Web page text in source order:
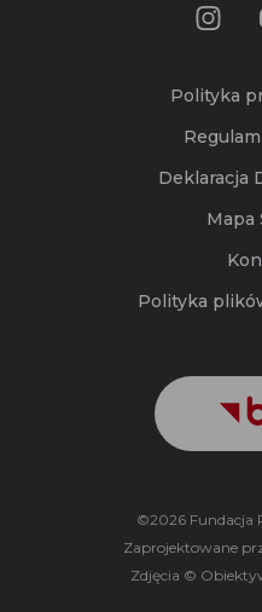
Polityka
Deklaracja
Mapa
Polityka
©2026 Fundacja
Zaprojektowane
Zdjęcia ©